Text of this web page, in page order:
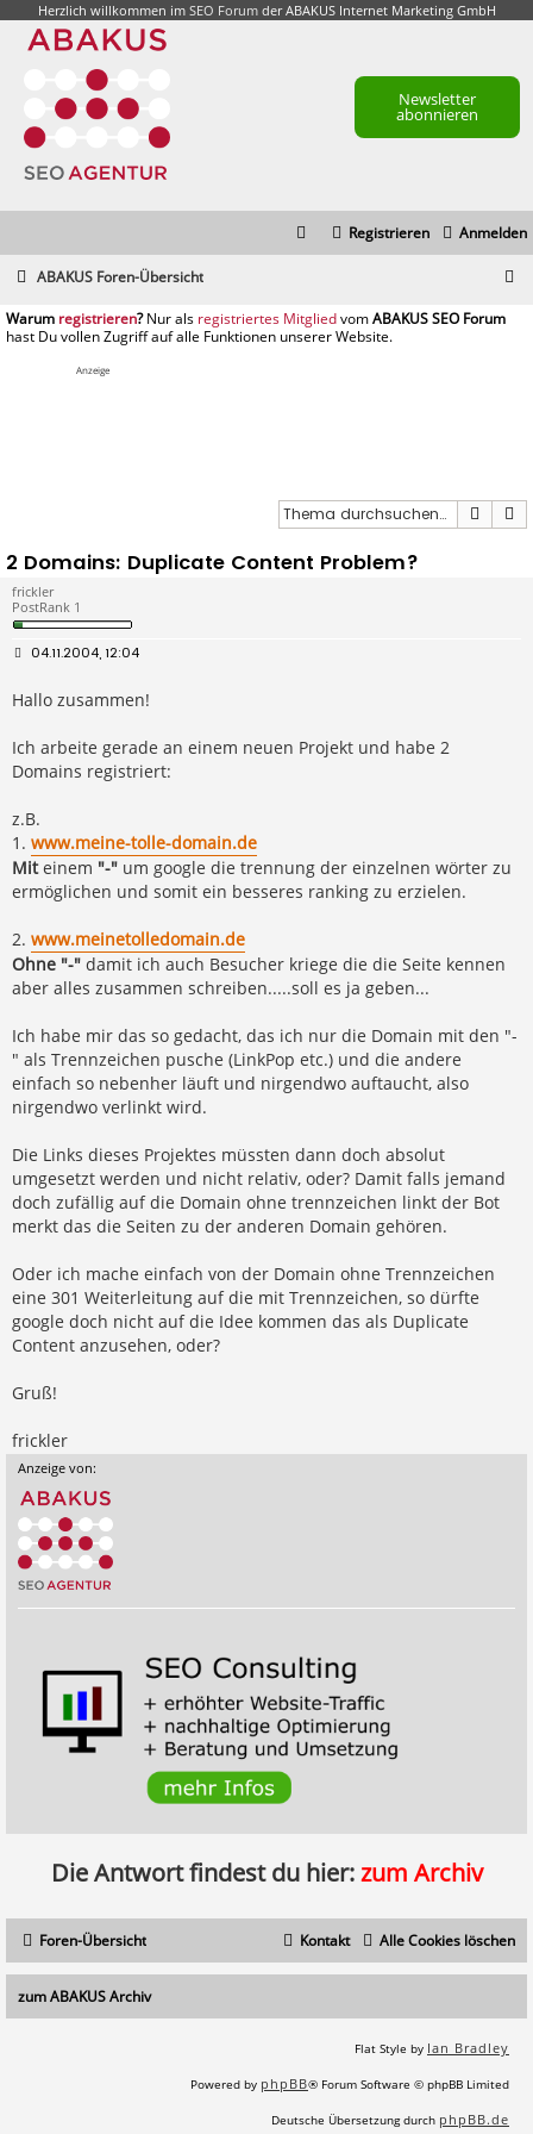
Herzlich willkommen im SEO Forumder ABAKUS Internet Marketing GmbH
Newsletter
abonnieren
Anmelden
Registrieren
ABAKUS Foren-Übersicht
registrieren registriertes Mitglied
Anzeige
Suche
2 Domains: Duplicate Content Problem?
frickler
PostRank 1
B
t
r
g
04.11.2004, 12:04
Hallo zusammen!
Ich arbeite gerade an einem neuen Projekt und habe 2
Domains registriert:
z.B.
1. www.meine-tolle-domain.de
Miteinem "-" um google die trennung der einzelnen wörter zu
ermöglichen und somit ein besseres ranking zu erzielen.
2. www.meinetolledomain.de
Ohne "-" damit ich auch Besucher kriege die die Seite kennen
aber alles zusammen schreiben.....soll es ja geben...
Ich habe mir das so gedacht, das ich nur die Domain mit den "-
" als Trennzeichen pusche (LinkPop etc.) und die andere
einfach so nebenher läuft und nirgendwo auftaucht, also
nirgendwo verlinkt wird.
Die Links dieses Projektes müssten dann doch absolut
umgesetzt werden und nicht relativ, oder? Damit falls jemand
doch zufällig auf die Domain ohne trennzeichen linkt der Bot
merkt das die Seiten zu der anderen Domain gehören.
Oder ich mache einfach von der Domain ohne Trennzeichen
eine 301 Weiterleitung auf die mit Trennzeichen, so dürfte
google doch nicht auf die Idee kommen das als Duplicate
Content anzusehen, oder?
Gruß!
frickler
Anzeige von:
Die Antwort findest du hier:zum Archiv
Foren-Übersicht Alle Cookies löschen
Kontakt
zum ABAKUS Archiv
Flat Style by Ian Bradley
Powered by phpBB® Forum Software © phpBB Limited
Deutsche Übersetzung durch phpBB.de